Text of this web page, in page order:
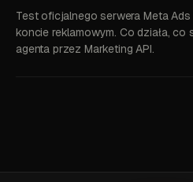
Test oficjalnego serwera Meta
koncie reklamowym. Co działa, co
agenta przez Marketing API.